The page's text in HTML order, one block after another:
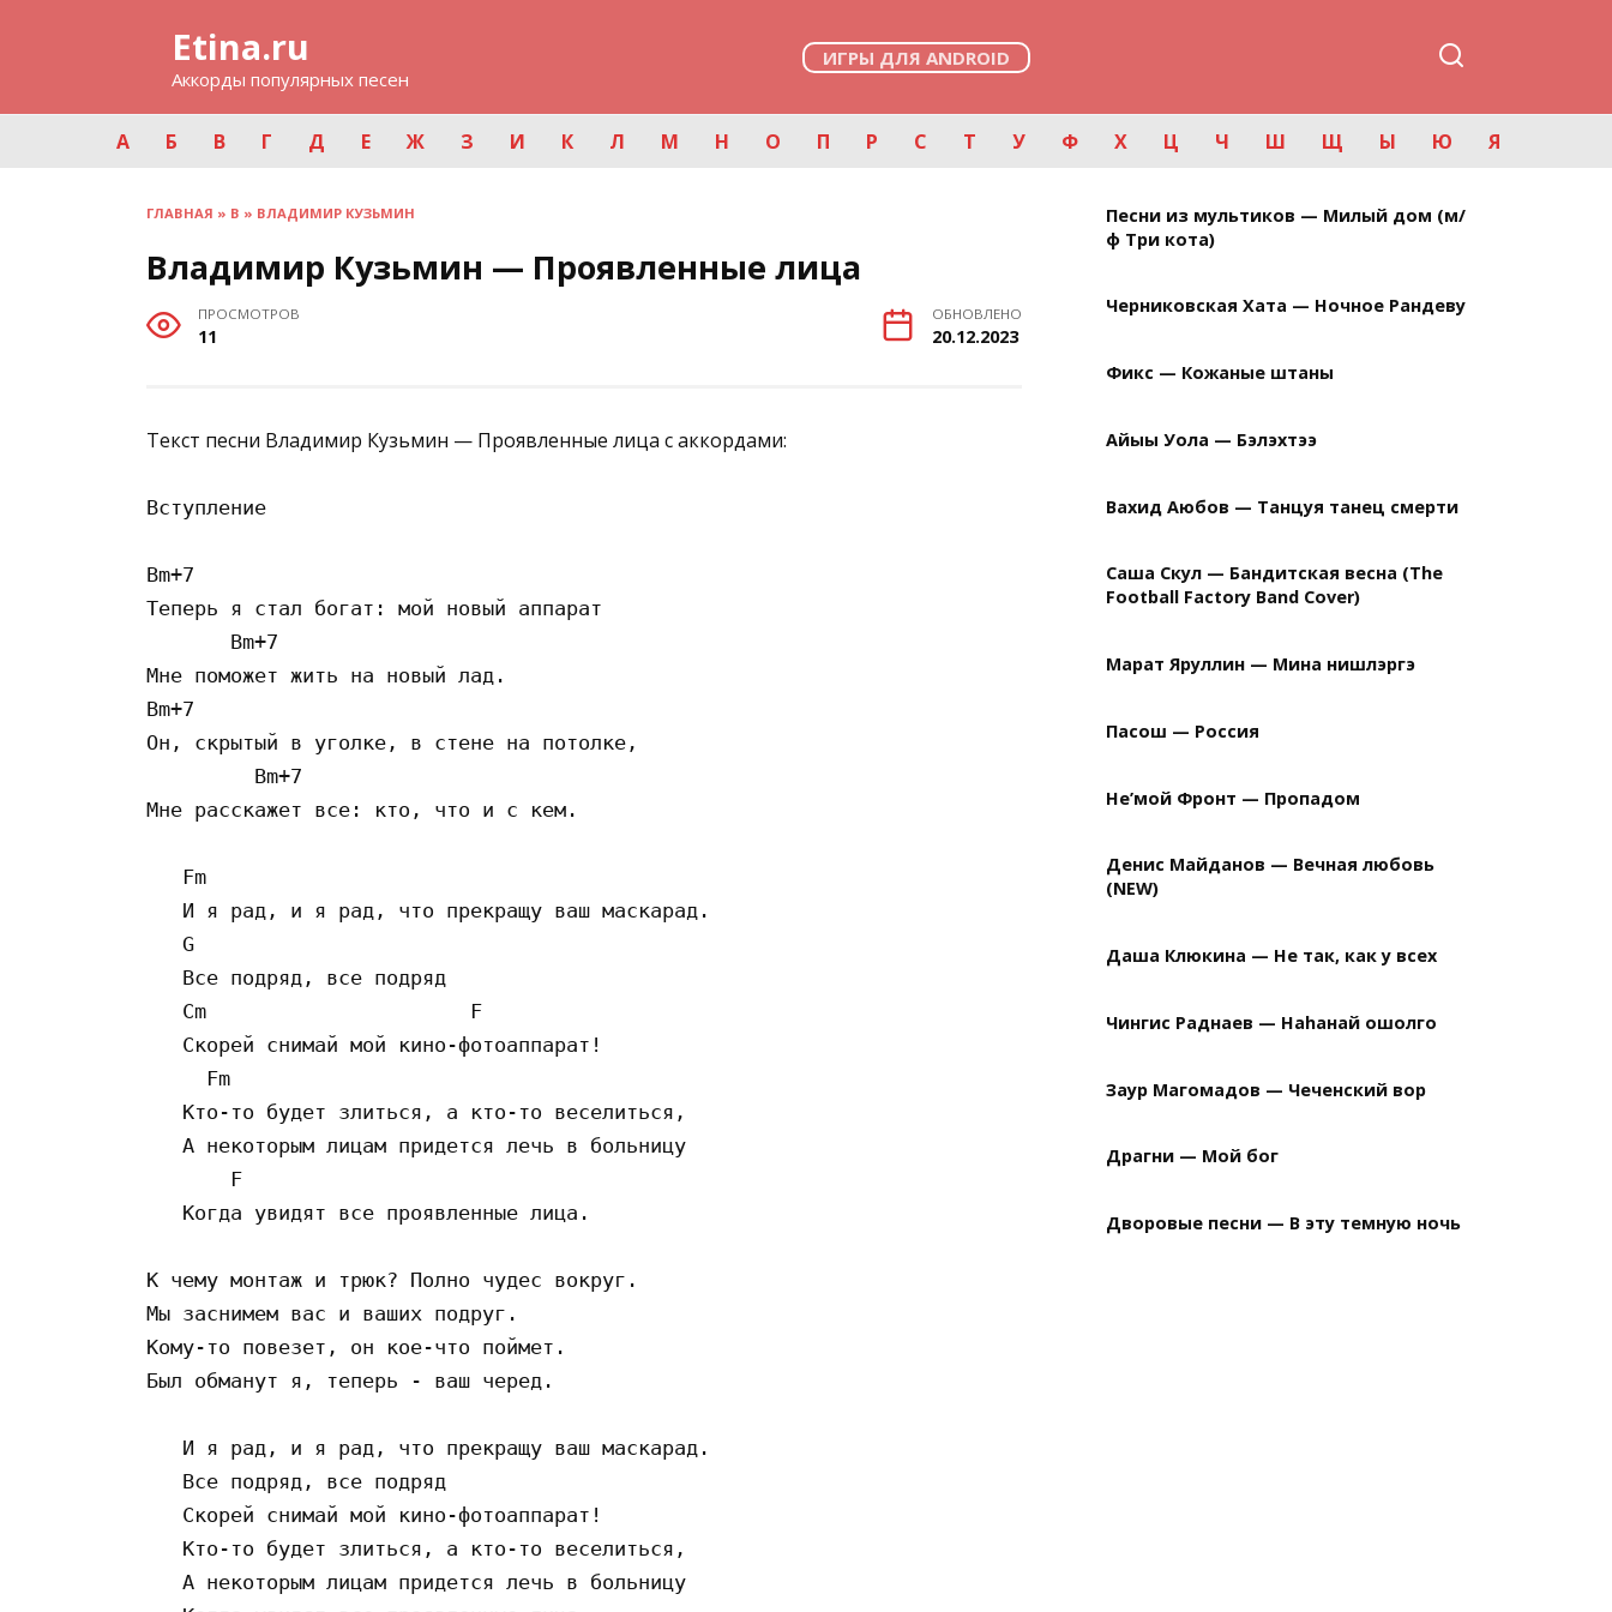
Etina.ru
Аккорды популярных песен
ИГРЫ ДЛЯ ANDROID
А Б В Г Д Е Ж З И К Л М Н О П Р С Т У Ф Х Ц Ч Ш Щ Ы Ю Я
ГЛАВНАЯ » В » ВЛАДИМИР КУЗЬМИН
Владимир Кузьмин — Проявленные лица
ПРОСМОТРОВ
11
ОБНОВЛЕНО
20.12.2023
Текст песни Владимир Кузьмин — Проявленные лица с аккордами:
Вступление
Bm+7
Теперь я стал богат: мой новый аппарат
       Bm+7
Мне поможет жить на новый лад.
Bm+7
Он, скрытый в уголке, в стене на потолке,
         Bm+7
Мне расскажет все: кто, что и с кем.
   Fm
   И я рад, и я рад, что прекращу ваш маскарад.
   G
   Все подряд, все подряд
   Cm                      F
   Скорей снимай мой кино-фотоаппарат!
     Fm
   Кто-то будет злиться, а кто-то веселиться,
   А некоторым лицам придется лечь в больницу
       F
   Когда увидят все проявленные лица.
К чему монтаж и трюк? Полно чудес вокруг.
Мы заснимем вас и ваших подруг.
Кому-то повезет, он кое-что поймет.
Был обманут я, теперь - ваш черед.
   И я рад, и я рад, что прекращу ваш маскарад.
   Все подряд, все подряд
   Скорей снимай мой кино-фотоаппарат!
   Кто-то будет злиться, а кто-то веселиться,
   А некоторым лицам придется лечь в больницу
Песни из мультиков — Милый дом (м/
ф Три кота)
Черниковская Хата — Ночное Рандеву
Фикс — Кожаные штаны
Айыы Уола — Бэлэхтээ
Вахид Аюбов — Танцуя танец смерти
Саша Скул — Бандитская весна (The
Football Factory Band Cover)
Марат Яруллин — Мина нишлэргэ
Пасош — Россия
Не’мой Фронт — Пропадом
Денис Майданов — Вечная любовь
(NEW)
Даша Клюкина — Не так, как у всех
Чингис Раднаев — Наhанай ошолго
Заур Магомадов — Чеченский вор
Драгни — Мой бог
Дворовые песни — В эту темную ночь